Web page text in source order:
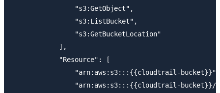
                "s3:GetObject",
                "s3:ListBucket",
                "s3:GetBucketLocation"
            ],
            "Resource": [
                "arn:aws:s3:::{{cloudtrail-bucket}}",
"arn:aws:s3:::{{cloudtrail-bucket}}/